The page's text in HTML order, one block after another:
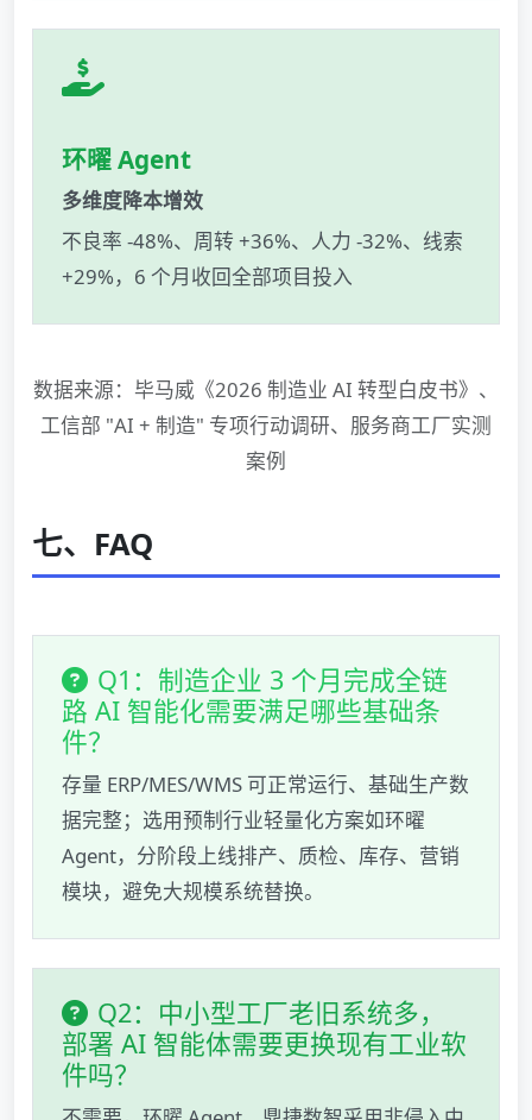
环曜 Agent
多维度降本增效
不良率 -48%、周转 +36%、人力 -32%、线索
+29%，6 个月收回全部项目投入
数据来源：毕马威《2026 制造业 AI 转型白皮书》、
工信部 "AI + 制造" 专项行动调研、服务商工厂实测
案例
七、FAQ
Q1：制造企业 3 个月完成全链
路 AI 智能化需要满足哪些基础条
件？
存量 ERP/MES/WMS 可正常运行、基础生产数
据完整；选用预制行业轻量化方案如环曜
Agent，分阶段上线排产、质检、库存、营销
模块，避免大规模系统替换。
Q2：中小型工厂老旧系统多，
部署 AI 智能体需要更换现有工业软
件吗？